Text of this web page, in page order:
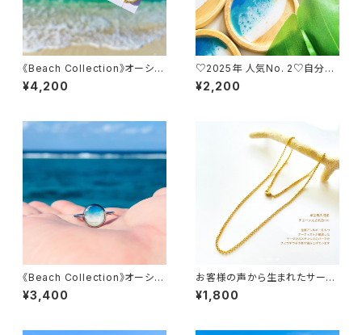
《Beach Collection》オーシャ
ンアートイヤリング 12mm 【ヨ
ロンブルー × ゴールドカラー】
チ おしゃれ かわいい
¥4,200
♡2025年 人気No. 2♡自分だ
けの特別な1枚を《オーシャンア
ートコースター（1枚）》 レジンア
ー 誕生日 記念日
¥2,200
《Beach Collection》オーシャ
ンアートリング 10号 細めタイプ
【オーシャンブルー × シルバー
¥3,400
お客様の声から生まれたサージ
カルステンレス チェーンネック
レス SUS316L / SUS316 ゴー
¥1,800